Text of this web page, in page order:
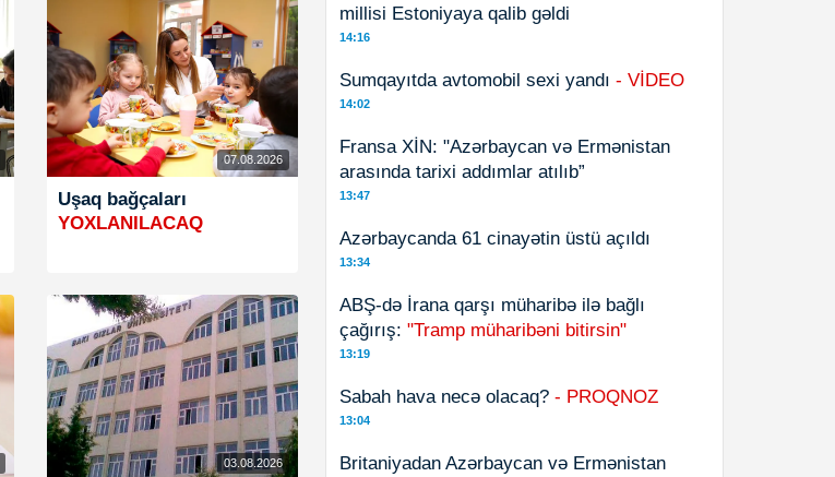
07.08.2026
Uşaq bağçaları
YOXLANILACAQ
03.08.2026
millisi Estoniyaya qalib gəldi
14:16
Sumqayıtda avtomobil sexi yandı - VİDEO
14:02
Fransa XİN: "Azərbaycan və Ermənistan
arasında tarixi addımlar atılıb”
13:47
Azərbaycanda 61 cinayətin üstü açıldı
13:34
ABŞ-də İrana qarşı müharibə ilə bağlı
çağırış: "Tramp müharibəni bitirsin"
13:19
Sabah hava necə olacaq? - PROQNOZ
13:04
Britaniyadan Azərbaycan və Ermənistan